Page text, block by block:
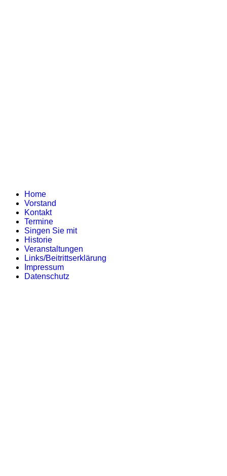
Home
Vorstand
Kontakt
Termine
Singen Sie mit
Historie
Veranstaltungen
Links/Beitrittserklärung
Impressum
Datenschutz